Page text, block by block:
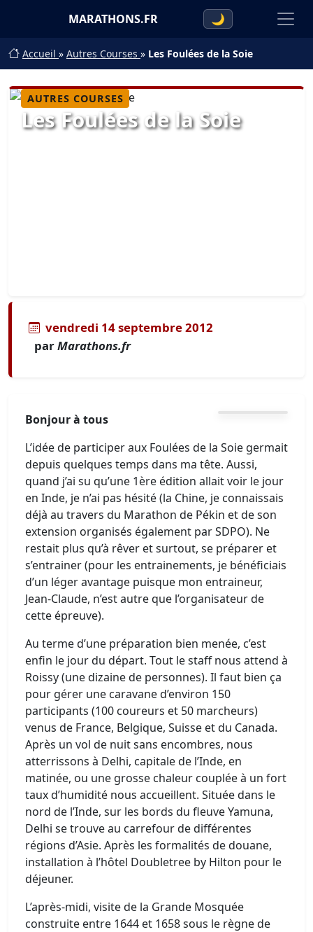
MARATHONS.FR 🌙
Accueil » Autres Courses » Les Foulées de la Soie
AUTRES COURSES
Les Foulées de la Soie
vendredi 14 septembre 2012
parMarathons.fr
Bonjour à tous
L’idée de participer aux Foulées de la Soie germait
depuis quelques temps dans ma tête. Aussi,
quand j’ai su qu’une 1ère édition allait voir le jour
en Inde, je n’ai pas hésité (la Chine, je connaissais
déjà au travers du Marathon de Pékin et de son
extension organisés également par SDPO). Ne
restait plus qu’à rêver et surtout, se préparer et
s’entrainer (pour les entrainements, je bénéficiais
d’un léger avantage puisque mon entraineur,
Jean-Claude, n’est autre que l’organisateur de
cette épreuve).
Au terme d’une préparation bien menée, c’est
enfin le jour du départ. Tout le staff nous attend à
Roissy (une dizaine de personnes). Il faut bien ça
pour gérer une caravane d’environ 150
participants (100 coureurs et 50 marcheurs)
venus de France, Belgique, Suisse et du Canada.
Après un vol de nuit sans encombres, nous
atterrissons à Delhi, capitale de l’Inde, en
matinée, ou une grosse chaleur couplée à un fort
taux d’humidité nous accueillent. Située dans le
nord de l’Inde, sur les bords du fleuve Yamuna,
Delhi se trouve au carrefour de différentes
régions d’Asie. Après les formalités de douane,
installation à l’hôtel Doubletree by Hilton pour le
déjeuner.
L’après-midi, visite de la Grande Mosquée
construite entre 1644 et 1658 sous le règne de